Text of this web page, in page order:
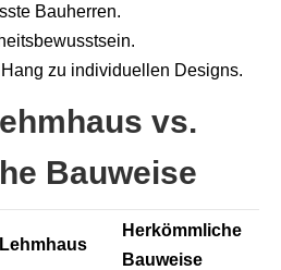
Bauherren.
zu individuellen Designs.
vs.
Bauweise
Lehmhaus
Herkömmliche
Bauweise